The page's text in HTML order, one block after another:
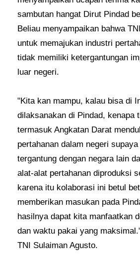
sambutan hangat Dirut Pindad
Beliau menyampaikan bahwa
untuk memajukan industri
tidak memiliki ketergantungan
luar negeri.
"Kita kan mampu, kalau bisa di
dilaksanakan di Pindad, kenapa
termasuk Angkatan Darat
pertahanan dalam negeri
tergantung dengan negara lain
alat-alat pertahanan diproduksi
karena itu kolaborasi ini betul
memberikan masukan pada
hasilnya dapat kita manfaatkan
dan waktu pakai yang
TNI Sulaiman Agusto.